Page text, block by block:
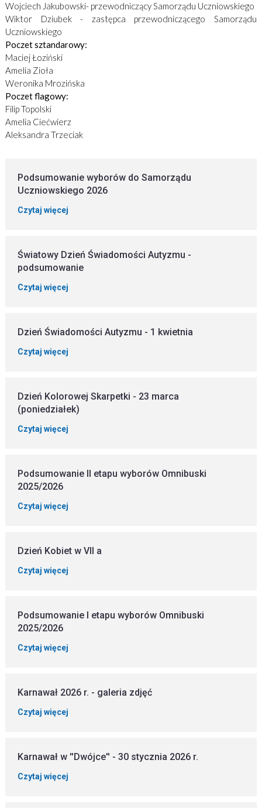
Wojciech Jakubowski- przewodniczący Samorządu Uczniowskiego
Wiktor Dziubek - zastępca przewodniczącego Samorządu
Uczniowskiego
Poczet sztandarowy:
Maciej Łoziński
Amelia Zioła
Weronika Mrozińska
Poczet flagowy:
Filip Topolski
Amelia Ciećwierz
Aleksandra Trzeciak
Podsumowanie wyborów do Samorządu
Uczniowskiego 2026
Czytaj więcej
Światowy Dzień Świadomości Autyzmu -
podsumowanie
Czytaj więcej
Dzień Świadomości Autyzmu - 1 kwietnia
Czytaj więcej
Dzień Kolorowej Skarpetki - 23 marca
(poniedziałek)
Czytaj więcej
Podsumowanie II etapu wyborów Omnibuski
2025/2026
Czytaj więcej
Dzień Kobiet w VII a
Czytaj więcej
Podsumowanie I etapu wyborów Omnibuski
2025/2026
Czytaj więcej
Karnawał 2026 r. - galeria zdjęć
Czytaj więcej
Karnawał w ''Dwójce'' - 30 stycznia 2026 r.
Czytaj więcej